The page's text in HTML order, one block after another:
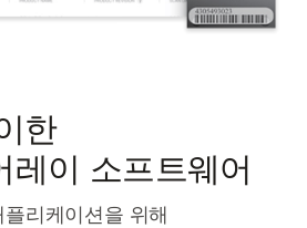
한
레이 소프트웨어
리케이션을 위해